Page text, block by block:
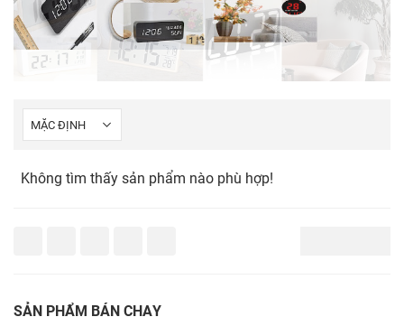
Không tìm thấy sản phẩm nào phù hợp!
SẢN PHẨM BÁN CHẠY